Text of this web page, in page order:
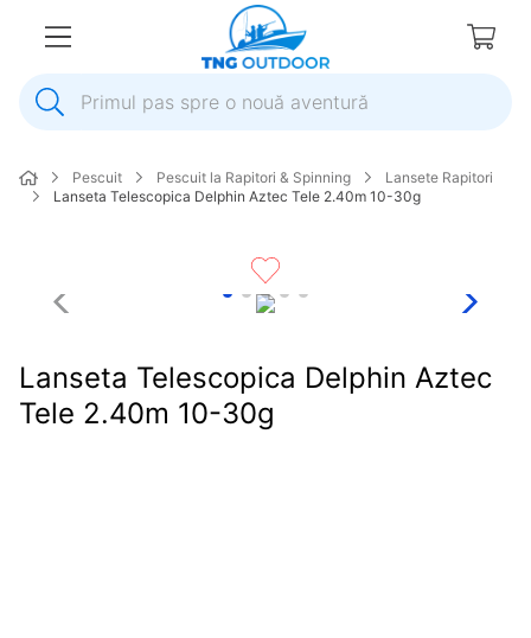
Primul pas spre o nouă aventură
2.
colac salvare
pompa apa
7.
biminitop
Pescuit Pescuit la Rapitori & Spinning
Lansete Rapitori
Lanseta Telescopica Delphin Aztec Tele 2.40m 10-30g
Lanseta Telescopica Delphin Aztec
Tele 2.40m 10-30g